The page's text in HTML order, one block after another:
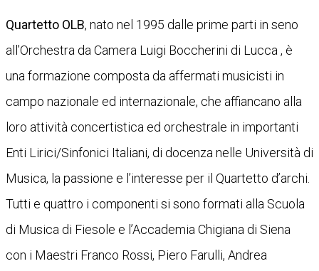
Quartetto OLB, nato nel 1995 dalle prime parti in seno
all’Orchestra da Camera Luigi Boccherini di Lucca , è
una formazione composta da affermati musicisti in
campo nazionale ed internazionale, che affiancano alla
loro attività concertistica ed orchestrale in importanti
Enti Lirici/Sinfonici Italiani, di docenza nelle Università di
Musica, la passione e l’interesse per il Quartetto d’archi.
Tutti e quattro i componenti si sono formati alla Scuola
di Musica di Fiesole e l’Accademia Chigiana di Siena
con i Maestri Franco Rossi, Piero Farulli, Andrea